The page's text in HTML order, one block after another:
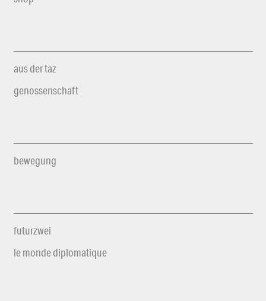
aus der taz
genossenschaft
bewegung
futurzwei
le monde diplomatique